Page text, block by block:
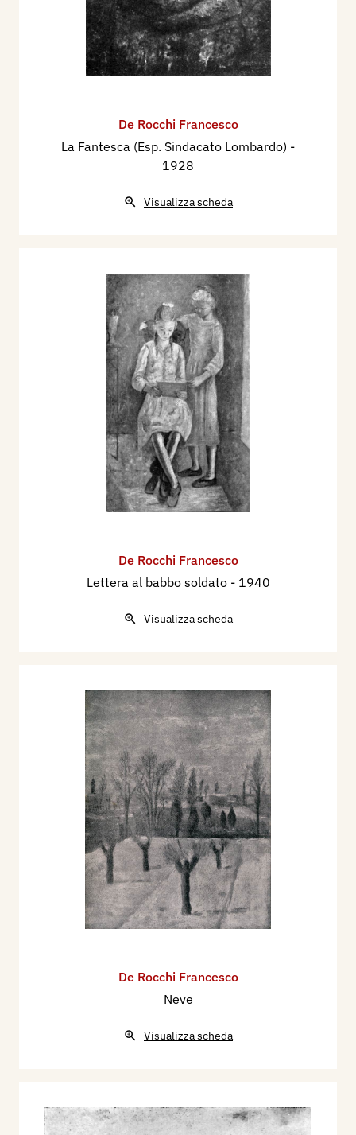
De Rocchi Francesco
La Fantesca (Esp. Sindacato Lombardo) -
1928
Visualizza scheda
De Rocchi Francesco
Lettera al babbo soldato - 1940
Visualizza scheda
De Rocchi Francesco
Neve
Visualizza scheda